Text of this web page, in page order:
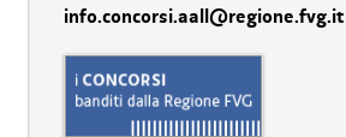
info.concorsi.aall@regione.fvg.it